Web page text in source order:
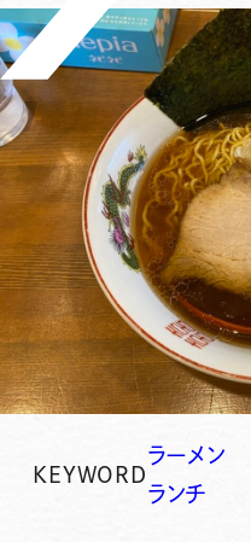
KEYWORD
ラーメン
ランチ